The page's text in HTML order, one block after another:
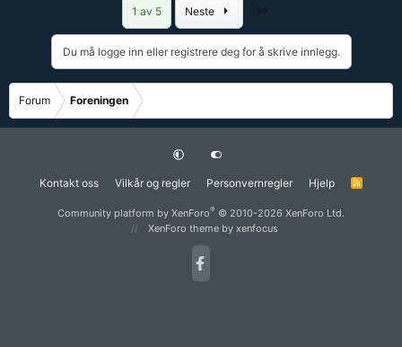
1 av 5 Neste
Du må logge inn eller registrere deg for å skrive innlegg.
Forum Foreningen
Kontakt oss Vilkår og regler Personvernregler Hjelp
R
Community platform by XenForo® © 2010-2026 XenForo Ltd.
XenForo theme by xenfocus